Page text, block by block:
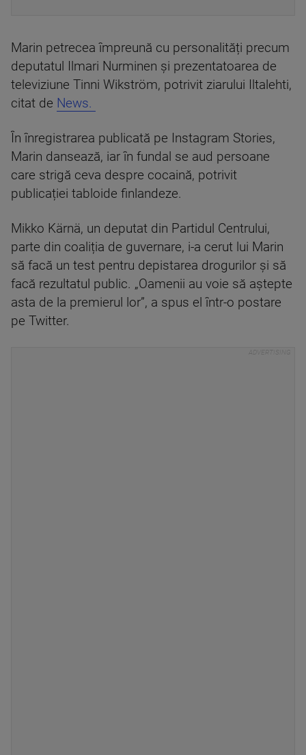
Marin petrecea împreună cu personalități precum
deputatul Ilmari Nurminen și prezentatoarea de
televiziune Tinni Wikström, potrivit ziarului Iltalehti,
citat de News.
În înregistrarea publicată pe Instagram Stories,
Marin dansează, iar în fundal se aud persoane
care strigă ceva despre cocaină, potrivit
publicației tabloide finlandeze.
Mikko Kärnä, un deputat din Partidul Centrului,
parte din coaliția de guvernare, i-a cerut lui Marin
să facă un test pentru depistarea drogurilor și să
facă rezultatul public. „Oamenii au voie să aştepte
asta de la premierul lor”, a spus el într-o postare
pe Twitter.